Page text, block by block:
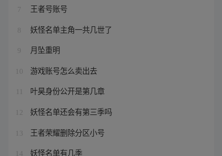
7 王者号账号
8 妖怪名单主角一共几世了
9 月坠重明
10 游戏账号怎么卖出去
叶昊身份公开是第几章
12 妖怪名单还会有第三季吗
13 王者荣耀删除分区小号
14 妖怪名单有几季